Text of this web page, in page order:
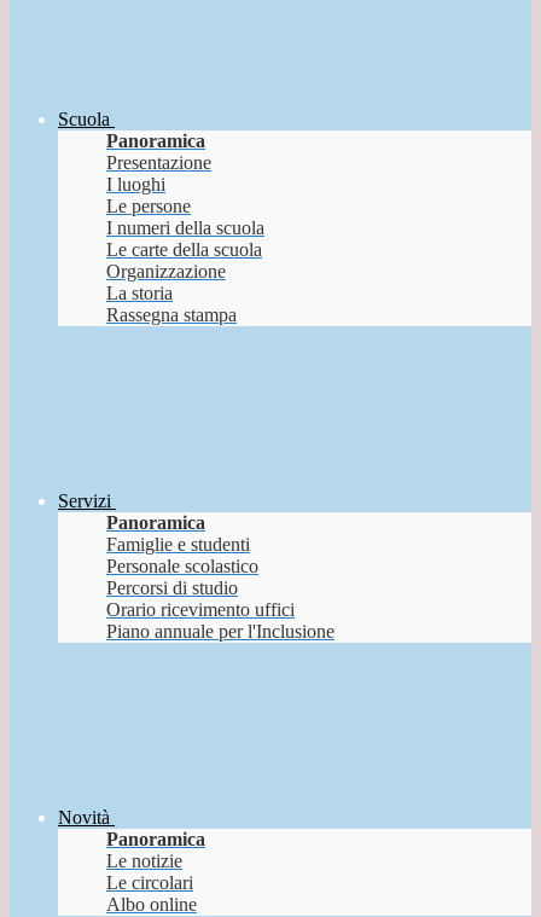
Scuola
Panoramica
Presentazione
I luoghi
Le persone
I numeri della scuola
Le carte della scuola
Organizzazione
La storia
Rassegna stampa
Servizi
Panoramica
Famiglie e studenti
Personale scolastico
Percorsi di studio
Orario ricevimento uffici
Piano annuale per l'Inclusione
Novità
Panoramica
Le notizie
Le circolari
Albo online